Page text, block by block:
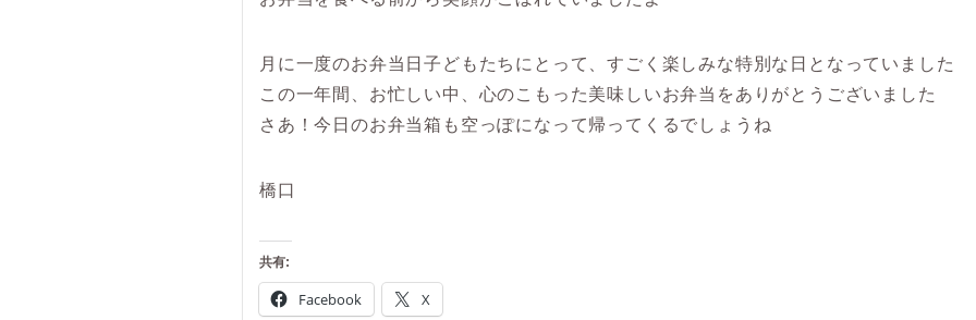
月に一度のお弁当日子どもたちにとって、すごく楽しみな特別な日となっていました
この一年間、お忙しい中、心のこもった美味しいお弁当をありがとうございました
さあ！今日のお弁当箱も空っぽになって帰ってくるでしょうね
橋口
共有:
Facebook X